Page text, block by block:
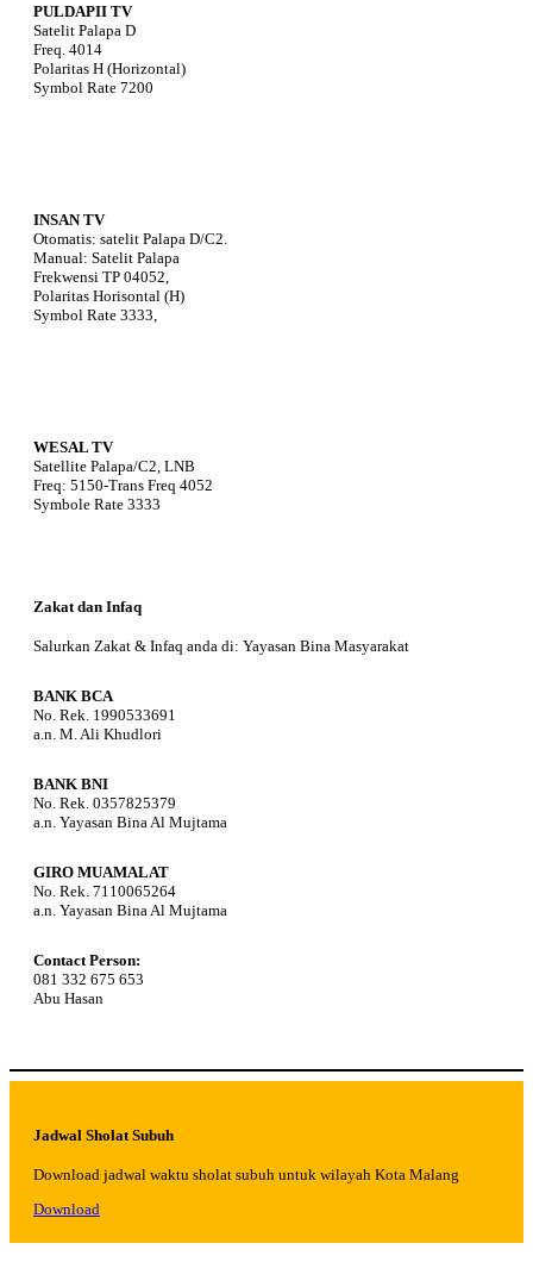
PULDAPII TV
Satelit Palapa D
Freq. 4014
Polaritas H (Horizontal)
Symbol Rate 7200
INSAN TV
Otomatis: satelit Palapa D/C2.
Manual: Satelit Palapa
Frekwensi TP 04052,
Polaritas Horisontal (H)
Symbol Rate 3333,
WESAL TV
Satellite Palapa/C2, LNB
Freq: 5150-Trans Freq 4052
Symbole Rate 3333
Zakat dan Infaq
Salurkan Zakat & Infaq anda di: Yayasan Bina Masyarakat
BANK BCA
No. Rek. 1990533691
a.n. M. Ali Khudlori
BANK BNI
No. Rek. 0357825379
a.n. Yayasan Bina Al Mujtama
GIRO MUAMALAT
No. Rek. 7110065264
a.n. Yayasan Bina Al Mujtama
Contact Person:
081 332 675 653
Abu Hasan
Jadwal Sholat Subuh
Download jadwal waktu sholat subuh untuk wilayah Kota Malang
Download